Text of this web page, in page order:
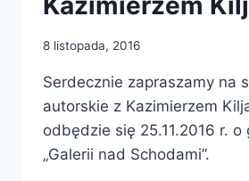
8 listopada, 2016
Serdecznie zapraszamy na
autorskie z Kazimierzem
odbędzie się 25.11.2016 r. o
„Galerii nad Schodami”.